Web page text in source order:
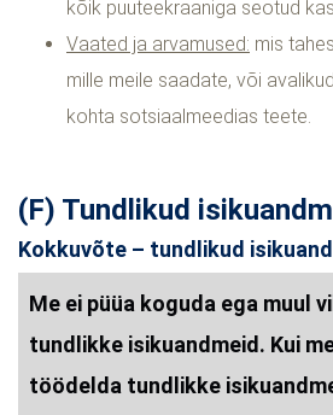
kõik puuteekraaniga seotud
Vaated ja arvamused: mis
mille meile saadate, või
kohta sotsiaalmeedias teete.
(F) Tundlikud
Kokkuvõte – tundlikud
Me ei püüa koguda ega muul
tundlikke isikuandmeid. Kui
töödelda tundlikke